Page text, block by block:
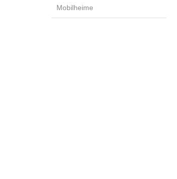
Mobilheime